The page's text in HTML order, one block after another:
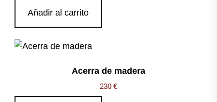
Añadir al carrito
Acerra de madera
230 €